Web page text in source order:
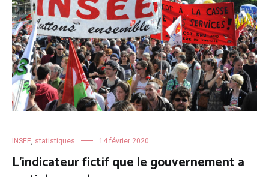
INSEE, statistiques 14 février 2020
L’indicateur fictif que le gouvernement a